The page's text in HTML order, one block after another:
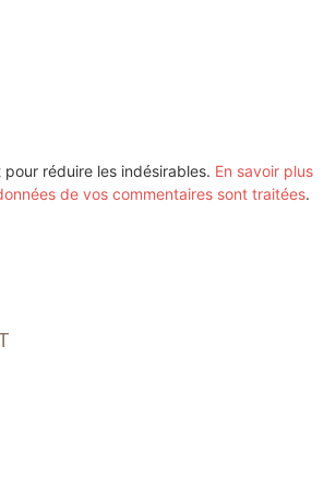
réduire les indésirables. En savoir plus
de vos commentaires sont traitées.